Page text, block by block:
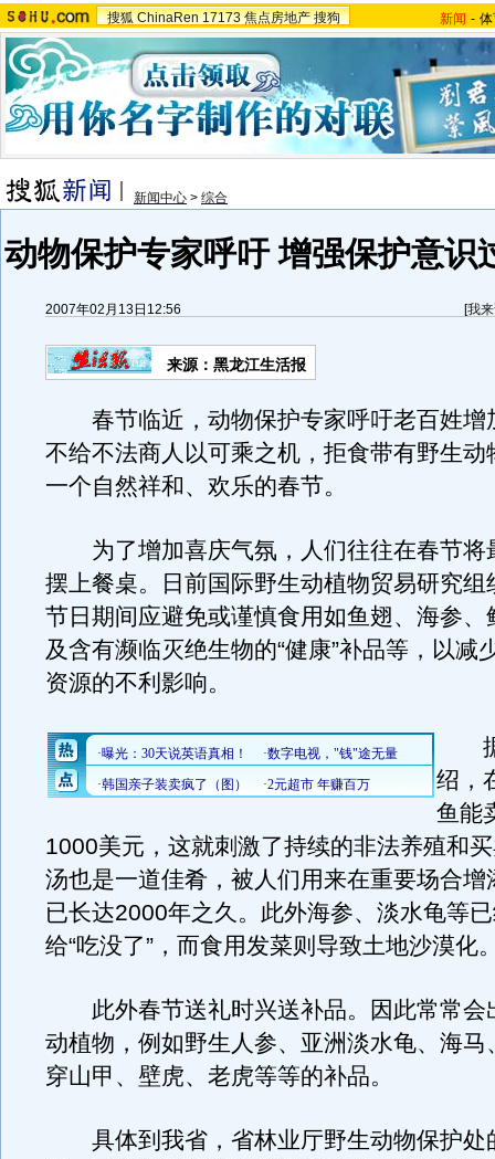
搜狐 ChinaRen 17173 焦点房地产 搜狗 新闻 -
新闻中心 > 综合
动物保护专家呼吁 增强保护意识
2007年02月13日12:56 [我
来源：黑龙江生活报
春节临近，动物保护专家呼吁老百姓增
不给不法商人以可乘之机，拒食带有野生动
一个自然祥和、欢乐的春节。
为了增加喜庆气氛，人们往往在春节将
摆上餐桌。日前国际野生动植物贸易研究组
节日期间应避免或谨慎食用如鱼翅、海参、
及含有濒临灭绝生物的“健康”补品等，以减
资源的不利影响。
据
绍，
鱼能
1000美元，这就刺激了持续的非法养殖和
汤也是一道佳肴，被人们用来在重要场合增
已长达2000年之久。此外海参、淡水龟等
给“吃没了”，而食用发菜则导致土地沙漠化
此外春节送礼时兴送补品。因此常常会
动植物，例如野生人参、亚洲淡水龟、海马
穿山甲、壁虎、老虎等等的补品。
具体到我省，省林业厅野生动物保护处